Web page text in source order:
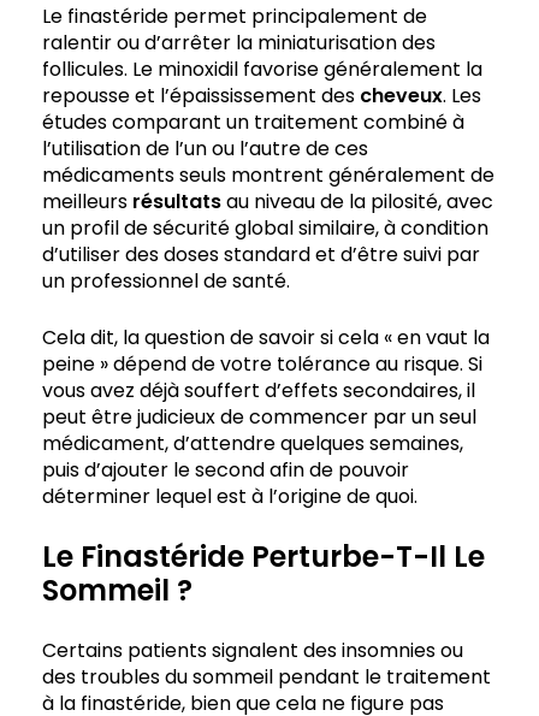
Le finastéride permet principalement de
ralentir ou d’arrêter la miniaturisation des
follicules. Le minoxidil favorise généralement la
repousse et l’épaississement des cheveux. Les
études comparant un traitement combiné à
l’utilisation de l’un ou l’autre de ces
médicaments seuls montrent généralement de
meilleurs résultatsau niveau de la pilosité, avec
un profil de sécurité global similaire, à condition
d’utiliser des doses standard et d’être suivi par
un professionnel de santé.
Cela dit, la question de savoir si cela « en vaut la
peine » dépend de votre tolérance au risque. Si
vous avez déjà souffert d’effets secondaires, il
peut être judicieux de commencer par un seul
médicament, d’attendre quelques semaines,
puis d’ajouter le second afin de pouvoir
déterminer lequel est à l’origine de quoi.
Le Finastéride Perturbe-T-Il Le
Sommeil ?
Certains patients signalent des insomnies ou
des troubles du sommeil pendant le traitement
à la finastéride, bien que cela ne figure pas